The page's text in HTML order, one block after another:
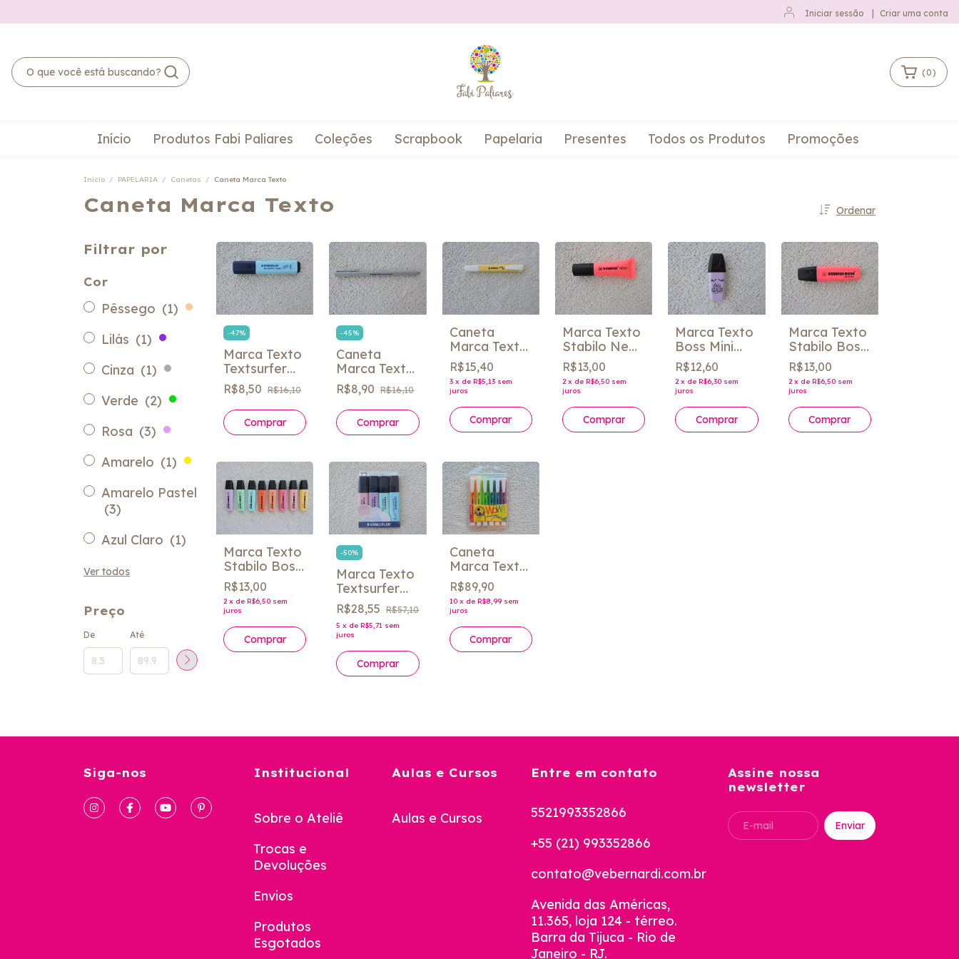
Iniciar sessão Criar uma conta
(0)
Início Produtos Fabi Paliares Coleções Scrapbook Papelaria Presentes Todos os Produtos Promoções
Início / PAPELARIA / Canetas / Caneta Marca Texto
Caneta Marca Texto Ordenar
Filtrar por
Cor
Pêssego (1)
Lilás (1)
Cinza (1)
Verde (2)
Rosa (3)
Amarelo (1)
Amarelo Pastel
(3)
Azul Claro (1)
Ver todos
Preço
De Até
-47%
Marca Texto
Textsurfer
Classic
Staedtler
cores -
unidade
R$8,50 R$16,10
Comprar
-45%
Caneta
Marca Texto
Triplus
Textsurfer
Staedtler
cores -
unidade
R$8,90 R$16,10
Comprar
Caneta
Marca Texto
Swing Cool
Stabilo cores
- unidade
R$15,40
3 x de R$5,13 sem
juros
Comprar
Marca Texto
Stabilo Neon
cores
unidade
R$13,00
2 x de R$6,50 sem
juros
Comprar
Marca Texto
Boss Mini
Pastellove
Stabilo
unidade
R$12,60
2 x deR$6,30 sem
juros
Comprar
Marca Texto
Stabilo Boss
cores
unidade
R$13,00
2 x de R$6,50 sem
juros
Comprar
Marca Texto
Stabilo Boss
tons pastéis
unidade
R$13,00
2 x de R$6,50 sem
juros
Comprar
-50%
Marca Texto
Textsurfer
Classic tons
pastéis
Staedtler
R$28,55 R$57,10
5 x deR$5,71 sem
juros
Caneta
Marca Texto
Swing Cool
Stabilo com
6 cores
R$89,90
10 x de R$8,99 sem
juros
Siga-nos Institucional
Sobre o Ateliê
Trocas e
Devoluções
Envios
Produtos
Esgotados
Aulas e Cursos
Aulas e Cursos
Entre em contato
5521993352866
+55 (21) 993352866
contato@vebernardi.com.br
Avenida das Américas,
11.365, loja 124 - térreo.
Barra da Tijuca - Rio de
Janeiro - RJ.
Assine nossa
newsletter